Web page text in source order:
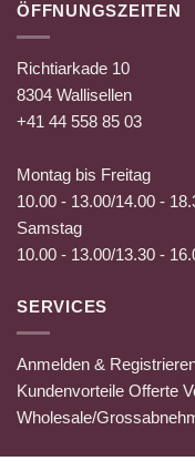
ÖFFNUNGSZEITEN
Richtiarkade 10
8304 Wallisellen
+41 44 558 85 03
Montag bis Freitag
10.00 - 13.00/14.00 -
Samstag
10.00 - 13.00/13.30 -
SERVICES
Anmelden &
Kundenvorteile Offerte
Wholesale/